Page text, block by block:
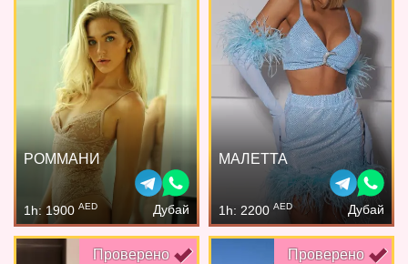
РОММАНИ
1h: 1900 AED Дубай
МАЛЕТТА
1h: 2200 AED Дубай
Проверено Проверено